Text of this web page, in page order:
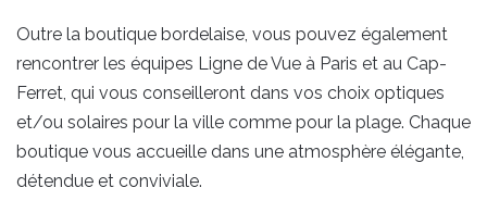
Outre la boutique bordelaise, vous pouvez également
rencontrer les équipes Ligne de Vue à Paris et au Cap-
Ferret, qui vous conseilleront dans vos choix optiques
et/ou solaires pour la ville comme pour la plage. Chaque
boutique vous accueille dans une atmosphère élégante,
détendue et conviviale.